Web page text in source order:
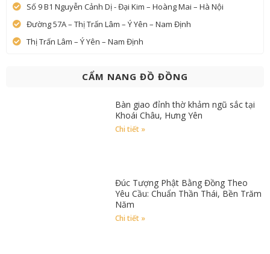
Số 9 B1 Nguyễn Cảnh Dị - Đại Kim – Hoàng Mai – Hà Nội
Đường 57A – Thị Trấn Lâm – Ý Yên – Nam Định
Thị Trấn Lâm – Ý Yên – Nam Định
CẨM NANG ĐỒ ĐỒNG
Bàn giao đỉnh thờ khảm ngũ sắc tại
Khoái Châu, Hưng Yên
Chi tiết »
Đúc Tượng Phật Bằng Đồng Theo
Yêu Cầu: Chuẩn Thần Thái, Bền Trăm
Năm
Chi tiết »